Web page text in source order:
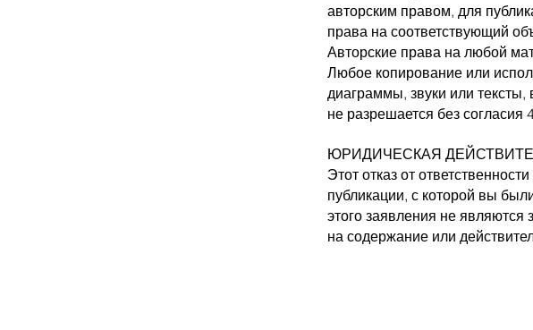
авторским правом, для
права на соответствующий
Авторские права на любой
Любое копирование или
диаграммы, звуки или тексты,
не разрешается без согласия
ЮРИДИЧЕСКАЯ
Этот отказ от
публикации, с которой вы
этого заявления не
на содержание или